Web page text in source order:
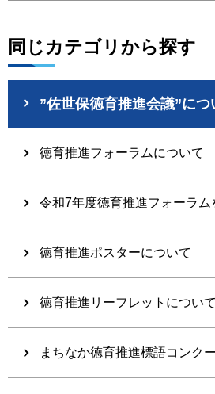
同じカテゴリから探す
”佐世保徳育推進会議”につ
徳育推進フォーラムについて
令和7年度徳育推進フォーラム
徳育推進ポスターについて
徳育推進リーフレットについて
まちなか徳育推進標語コンク